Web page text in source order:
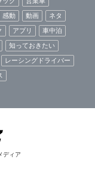
感動 動画
ネタ
アプリ
車中泊
知っておきたい
レーシングドライバー
ディア